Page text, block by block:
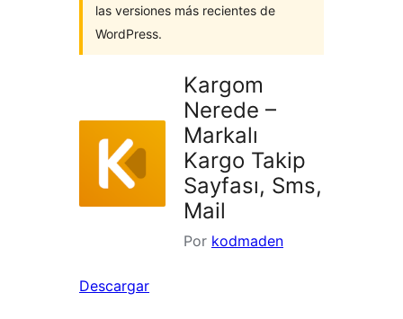
las versiones más recientes de
WordPress.
Kargom
Nerede –
Markalı
Kargo Takip
Sayfası, Sms,
Mail
Por kodmaden
Descargar